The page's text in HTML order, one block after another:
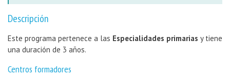
Descripción
Este programa pertenece a las Especialidades primarias y tiene
una duración de 3 años.
Centros formadores